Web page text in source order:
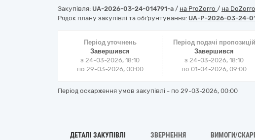
Закупівля: UA-2026-03-24-014791-a / на ProZorro / на DoZorro
Рядок плану закупівлі та обґрунтування: UA-P-2026-03-24-
Період уточнень
Завершився
з 24-03-2026, 18:10
по 29-03-2026, 00:00
Період подачі пропозицій
Завершився
з 24-03-2026, 18:10
по 01-04-2026, 09:00
Період оскарження умов закупівлі - по 29-03-2026, 00:00
ДЕТАЛІ ЗАКУПІВЛІ ЗВЕРНЕННЯ ВИМОГИ/